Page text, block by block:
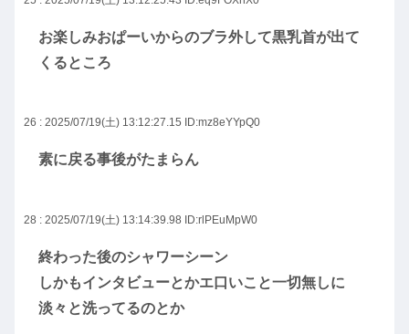
お楽しみおぱーいからのブラ外して黒乳首が出て
くるところ
26 : 2025/07/19(土) 13:12:27.15 ID:mz8eYYpQ0
素に戻る事後がたまらん
28 : 2025/07/19(土) 13:14:39.98 ID:rlPEuMpW0
終わった後のシャワーシーン
しかもインタビューとかエ口いこと一切無しに
淡々と洗ってるのとか